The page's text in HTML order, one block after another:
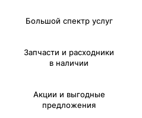
Большой спектр услуг
Запчасти и расходники
в наличии
Акции и выгодные
предложения